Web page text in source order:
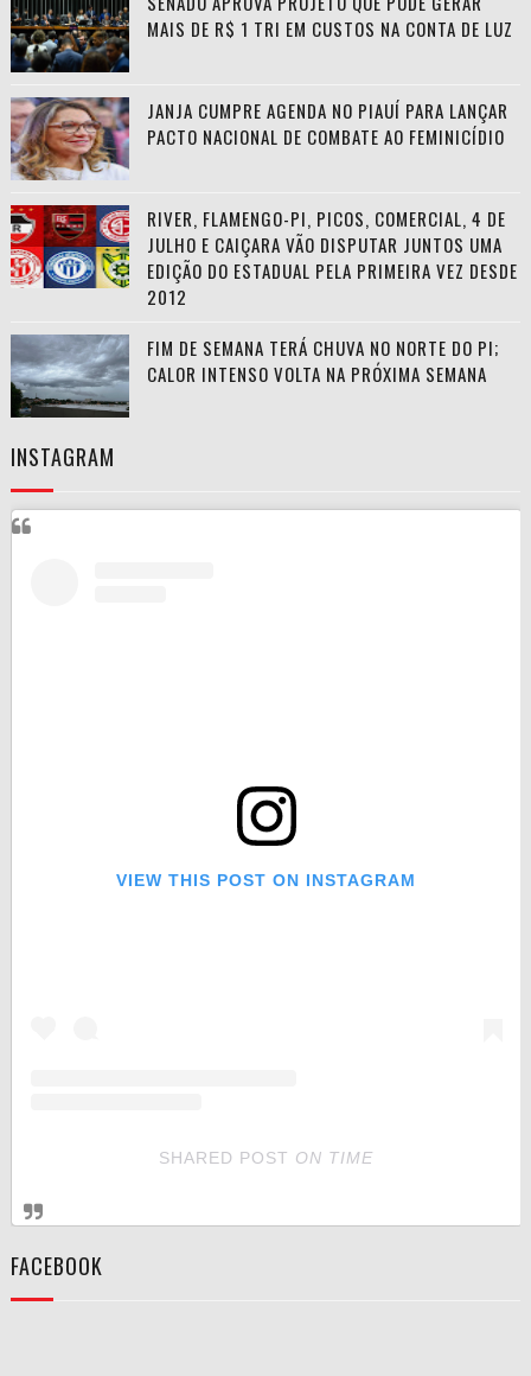
MAIS DE R$ 1 TRI EM CUSTOS NA CONTA DE LUZ
JANJA CUMPRE AGENDA NO PIAUÍ PARA LANÇAR
PACTO NACIONAL DE COMBATE AO FEMINICÍDIO
RIVER, FLAMENGO-PI, PICOS, COMERCIAL, 4 DE
JULHO E CAIÇARA VÃO DISPUTAR JUNTOS UMA
EDIÇÃO DO ESTADUAL PELA PRIMEIRA VEZ DESDE
2012
FIM DE SEMANA TERÁ CHUVA NO NORTE DO PI;
CALOR INTENSO VOLTA NA PRÓXIMA SEMANA
INSTAGRAM
VIEW THIS POST ON INSTAGRAM
SHARED POST ON TIME
FACEBOOK